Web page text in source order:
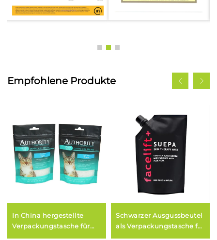
Empfohlene Produkte
In China hergestellte
Verpackungstasche für
Schwarzer Ausgussbeutel
als Verpackungstasche für